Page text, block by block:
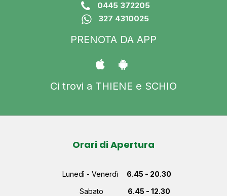
0445 372205
327 4310025
PRENOTA DA APP
Ci trovi a THIENE e SCHIO
Orari di Apertura
Lunedì - Venerdì
6.45 - 20.30
Sabato
6.45 - 12.30